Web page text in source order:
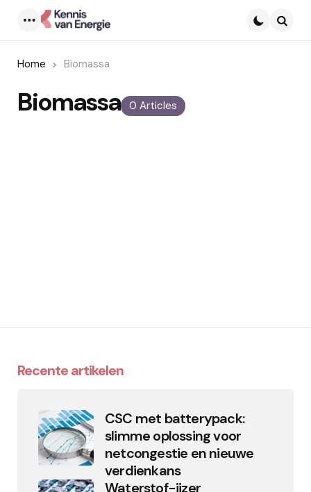
Home Biomassa
0 Articles
Biomassa
Recente artikelen
CSC met batterypack:
slimme oplossing voor
netcongestie en nieuwe
verdienkans
Waterstof-ijzer